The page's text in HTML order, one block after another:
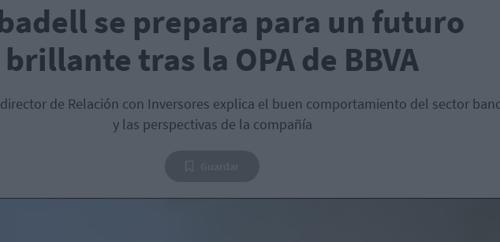
se prepara para un futuro
brillante tras la OPA de BBVA
de Relación con Inversores explica el buen comportamiento del sector
y las perspectivas de la compañía